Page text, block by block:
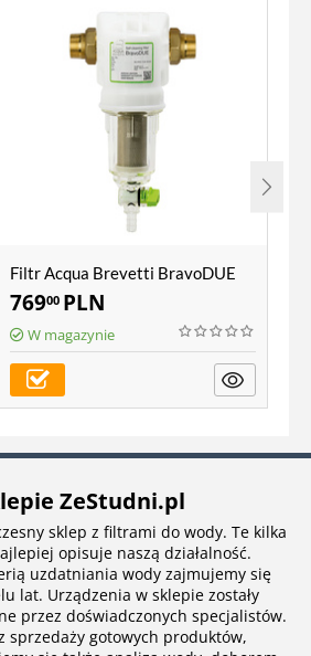
Filtr Acqua Brevetti BravoDUE
76900 PLN
W magazynie
ZeStudni.pl
sklep z filtrami do wody. Te kilka
opisuje naszą działalność.
uzdatniania wody zajmujemy się
lat. Urządzenia w sklepie zostały
przez doświadczonych specjalistów.
sprzedaży gotowych produktów,